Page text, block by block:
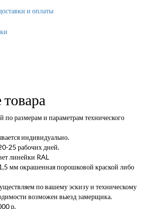
и оплаты
размерам и параметрам технического
индивидуально.
25 рабочих дней.
линейки RAL
мм окрашенная порошковой краской либо
по вашему эскизу и техническому
возможен выезд замерщика.
р.